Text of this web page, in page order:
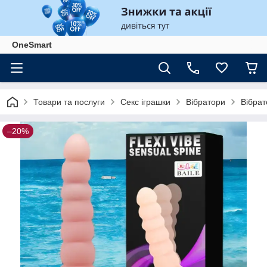
OneSmart
Товари та послуги Секс іграшки Вібратори
–20%